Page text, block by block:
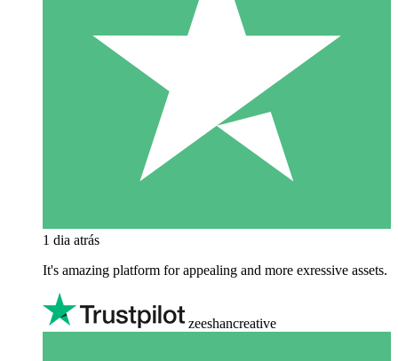
1 dia atrás
It's amazing platform for appealing and more exressive assets.
zeeshancreative